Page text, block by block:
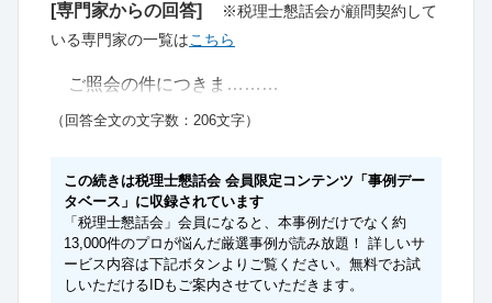
[専門家からの回答]
※税理士懇話会が顧問契約して
いる専門家の一覧はこちら
ご照会の件につきま………
（回答全文の文字数：206文字）
この続きは税理士懇話会 会員限定コンテンツ「事例デー
タベース」に収録されています
「税理士懇話会」会員になると、本事例だけでなく約
13,000件のプロが悩んだ厳選事例が読み放題！ 詳しいサ
ービス内容は下記ボタンよりご覧ください。無料でお試
しいただけるIDもご案内させていただきます。